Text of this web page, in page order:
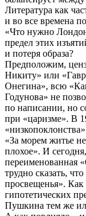
Литература как
и во все времена
«Что нужно
предел этих
и потеря образа?
Предположим,
Никиту» или
Онегина», всю
Годунова» не
по написании, но
при «царизме». В
«За морем житье
плохое». И
переименованная
трудно сказать,
просвещенья».
гипотетических
Пушкина тем же